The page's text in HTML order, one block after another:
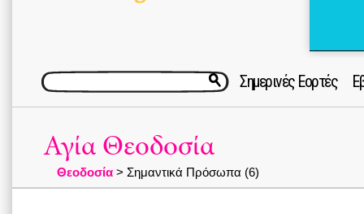
Σημερινές Εορτές
Αγία Θεοδοσία
Θεοδοσία > Σημαντικά Πρόσωπα (6)